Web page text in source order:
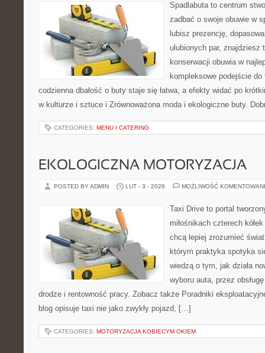
Spadlabuta to centrum
zadbać o swoje obuwie w
lubisz prezencję,
ulubionych par, znajdziesz
konserwacji obuwia w
kompleksowe podejście
codzienna dbałość o buty staje się łatwa, a efekty widać po
w kulturze i sztuce i Zrównoważona moda i ekologiczne buty.
CATEGORIES: MENU I CATERING
EKOLOGICZNA MOTORYZACJA
POSTED BY ADMIN LUT - 3 - 2026 MOŻLIWOŚĆ
Taxi Drive to portal
miłośnikach czterech
chcą lepiej zrozumieć
którym praktyka spotyka
wiedzą o tym, jak działa
wyboru auta, przez
drodze i rentowność pracy. Zobacz także Poradniki
blog opisuje taxi nie jako zwykły pojazd, […]
CATEGORIES: MOTORYZACJA KOBIECYM OKIEM